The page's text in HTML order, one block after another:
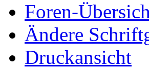
Foren-
Ändere
Druckansicht